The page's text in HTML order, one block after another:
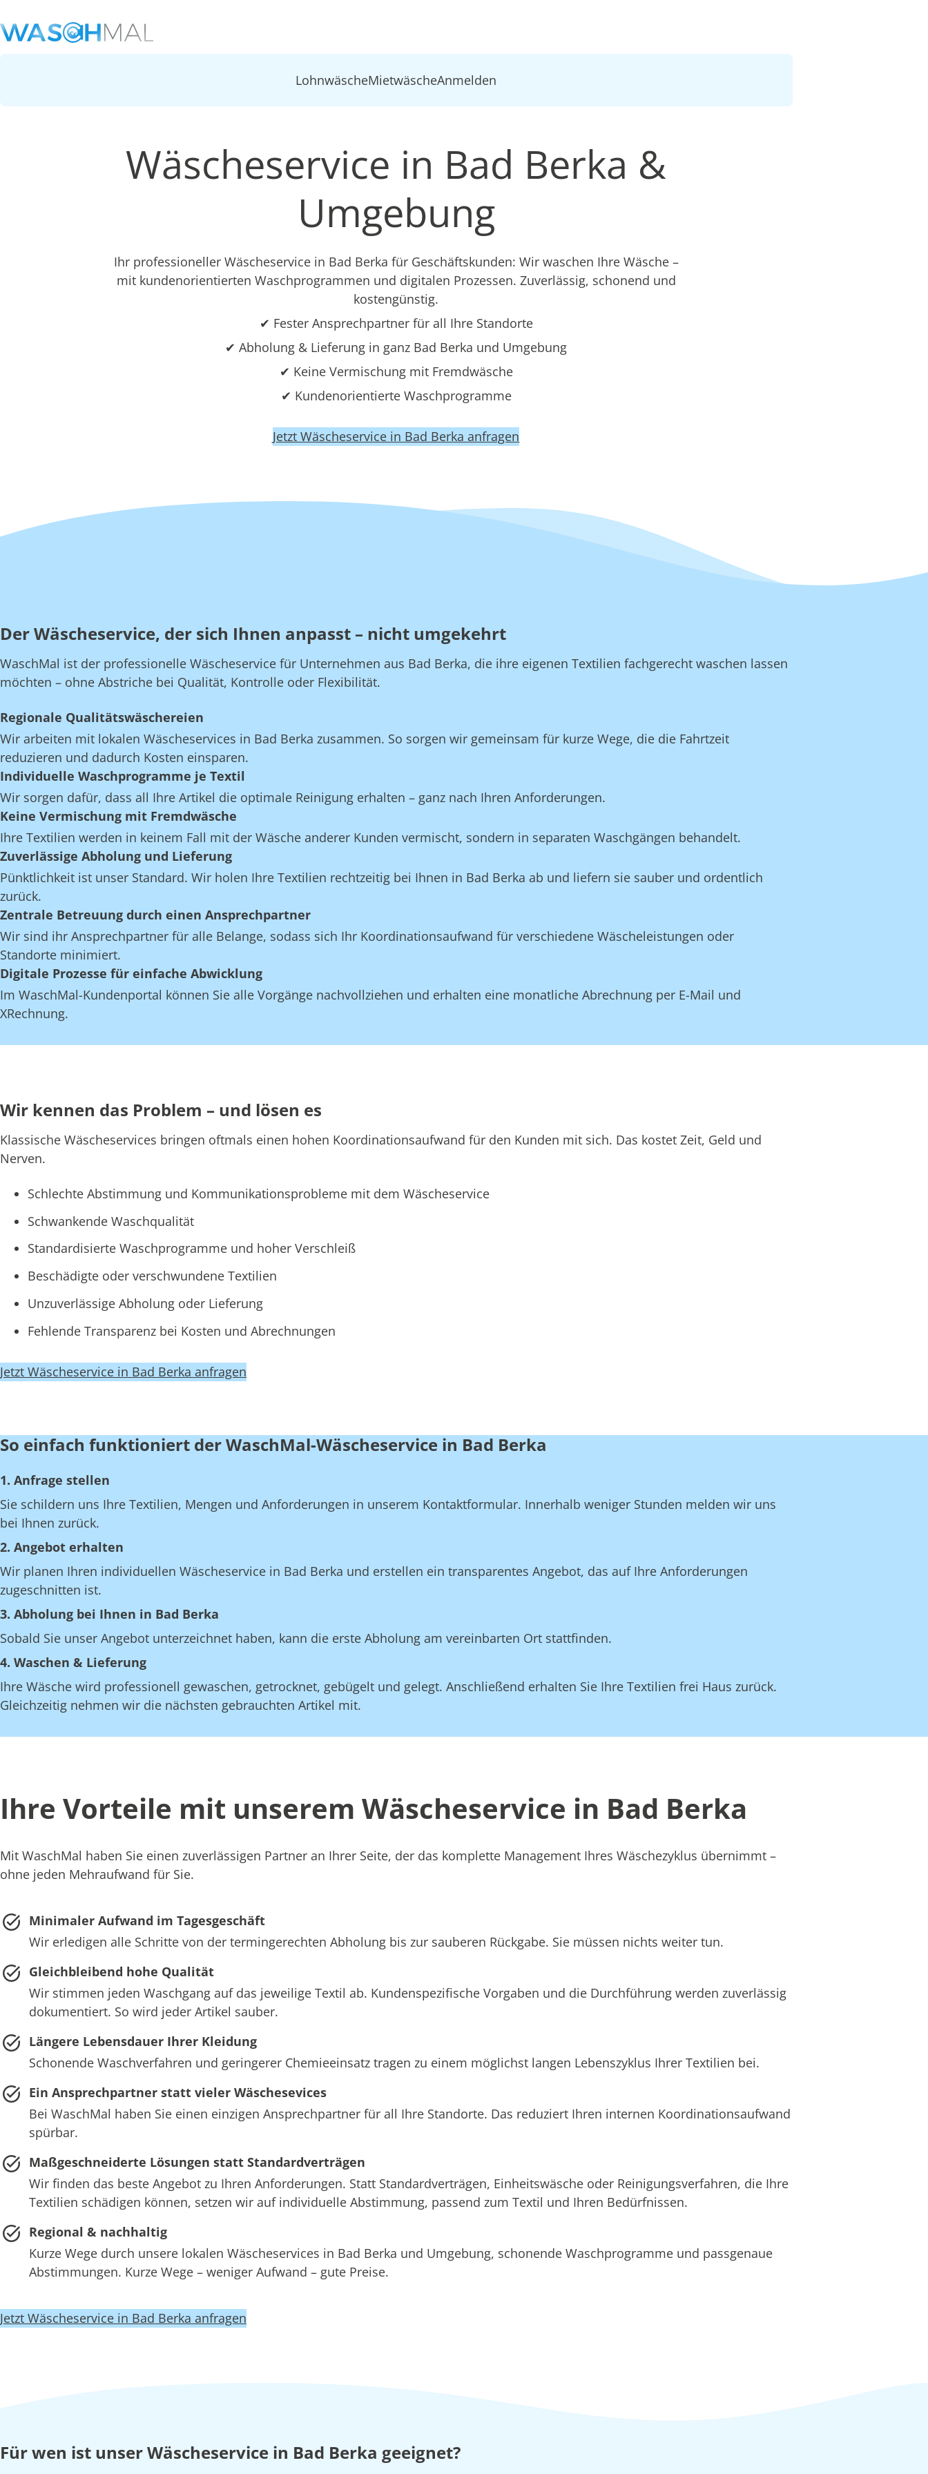
LohnwäscheMietwäscheAnmelden
Wäscheservice in Bad Berka &
Umgebung
Ihr professioneller Wäscheservice in Bad Berka für Geschäftskunden: Wir waschen Ihre Wäsche –
mit kundenorientierten Waschprogrammen und digitalen Prozessen. Zuverlässig, schonend und
kostengünstig.
✔ Fester Ansprechpartner für all Ihre Standorte
✔ Abholung & Lieferung in ganz Bad Berka und Umgebung
✔ Keine Vermischung mit Fremdwäsche
✔ Kundenorientierte Waschprogramme
Jetzt Wäscheservice in Bad Berka anfragen
Der Wäscheservice, der sich Ihnen anpasst – nicht umgekehrt
WaschMal ist der professionelle Wäscheservice für Unternehmen aus Bad Berka, die ihre eigenen Textilien fachgerecht waschen lassen
möchten – ohne Abstriche bei Qualität, Kontrolle oder Flexibilität.
Regionale Qualitätswäschereien
Wir arbeiten mit lokalen Wäscheservices in Bad Berka zusammen. So sorgen wir gemeinsam für kurze Wege, die die Fahrtzeit
reduzieren und dadurch Kosten einsparen.
Individuelle Waschprogramme je Textil
Wir sorgen dafür, dass all Ihre Artikel die optimale Reinigung erhalten – ganz nach Ihren Anforderungen.
Keine Vermischung mit Fremdwäsche
Ihre Textilien werden in keinem Fall mit der Wäsche anderer Kunden vermischt, sondern in separaten Waschgängen behandelt.
Zuverlässige Abholung und Lieferung
Pünktlichkeit ist unser Standard. Wir holen Ihre Textilien rechtzeitig bei Ihnen in Bad Berka ab und liefern sie sauber und ordentlich
zurück.
Zentrale Betreuung durch einen Ansprechpartner
Wir sind ihr Ansprechpartner für alle Belange, sodass sich Ihr Koordinationsaufwand für verschiedene Wäscheleistungen oder
Standorte minimiert.
Digitale Prozesse für einfache Abwicklung
Im WaschMal-Kundenportal können Sie alle Vorgänge nachvollziehen und erhalten eine monatliche Abrechnung per E-Mail und
XRechnung.
Wir kennen das Problem – und lösen es
Klassische Wäscheservices bringen oftmals einen hohen Koordinationsaufwand für den Kunden mit sich. Das kostet Zeit, Geld und
Nerven.
Schlechte Abstimmung und Kommunikationsprobleme mit dem Wäscheservice
Schwankende Waschqualität
Standardisierte Waschprogramme und hoher Verschleiß
Beschädigte oder verschwundene Textilien
Unzuverlässige Abholung oder Lieferung
Fehlende Transparenz bei Kosten und Abrechnungen
Jetzt Wäscheservice in Bad Berka anfragen
So einfach funktioniert der WaschMal-Wäscheservice in Bad Berka
1. Anfrage stellen
Sie schildern uns Ihre Textilien, Mengen und Anforderungen in unserem Kontaktformular. Innerhalb weniger Stunden melden wir uns
bei Ihnen zurück.
2. Angebot erhalten
Wir planen Ihren individuellen Wäscheservice in Bad Berka und erstellen ein transparentes Angebot, das auf Ihre Anforderungen
zugeschnitten ist.
3. Abholung bei Ihnen in Bad Berka
Sobald Sie unser Angebot unterzeichnet haben, kann die erste Abholung am vereinbarten Ort stattfinden.
4. Waschen & Lieferung
Ihre Wäsche wird professionell gewaschen, getrocknet, gebügelt und gelegt. Anschließend erhalten Sie Ihre Textilien frei Haus zurück.
Gleichzeitig nehmen wir die nächsten gebrauchten Artikel mit.
Ihre Vorteile mit unserem Wäscheservice in Bad Berka
Mit WaschMal haben Sie einen zuverlässigen Partner an Ihrer Seite, der das komplette Management Ihres Wäschezyklus übernimmt –
ohne jeden Mehraufwand für Sie.
Minimaler Aufwand im Tagesgeschäft
Wir erledigen alle Schritte von der termingerechten Abholung bis zur sauberen Rückgabe. Sie müssen nichts weiter tun.
Gleichbleibend hohe Qualität
Wir stimmen jeden Waschgang auf das jeweilige Textil ab. Kundenspezifische Vorgaben und die Durchführung werden zuverlässig
dokumentiert. So wird jeder Artikel sauber.
Längere Lebensdauer Ihrer Kleidung
Schonende Waschverfahren und geringerer Chemieeinsatz tragen zu einem möglichst langen Lebenszyklus Ihrer Textilien bei.
Ein Ansprechpartner statt vieler Wäschesevices
Bei WaschMal haben Sie einen einzigen Ansprechpartner für all Ihre Standorte. Das reduziert Ihren internen Koordinationsaufwand
spürbar.
Maßgeschneiderte Lösungen statt Standardverträgen
Wir finden das beste Angebot zu Ihren Anforderungen. Statt Standardverträgen, Einheitswäsche oder Reinigungsverfahren, die Ihre
Textilien schädigen können, setzen wir auf individuelle Abstimmung, passend zum Textil und Ihren Bedürfnissen.
Regional & nachhaltig
Kurze Wege durch unsere lokalen Wäscheservices in Bad Berka und Umgebung, schonende Waschprogramme und passgenaue
Abstimmungen. Kurze Wege – weniger Aufwand – gute Preise.
Jetzt Wäscheservice in Bad Berka anfragen
Für wen ist unser Wäscheservice in Bad Berka geeignet?